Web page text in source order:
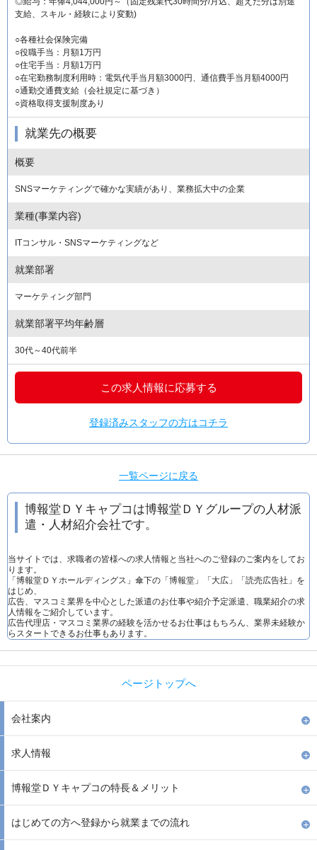
支給、スキル・経験により変動)
○各種社会保険完備
○役職手当：月額1万円
○住宅手当：月額1万円
○在宅勤務制度利用時：電気代手当月額3000円、通信費手当月額4000円
○通勤交通費支給（会社規定に基づき）
○資格取得支援制度あり
就業先の概要
概要
SNSマーケティングで確かな実績があり、業務拡大中の企業
業種(事業内容)
ITコンサル・SNSマーケティングなど
就業部署
マーケティング部門
就業部署平均年齢層
30代～40代前半
この求人情報に応募する
登録済みスタッフの方はコチラ
一覧ページに戻る
博報堂ＤＹキャプコは博報堂ＤＹグループの人材派
遣・人材紹介会社です。
当サイトでは、求職者の皆様への求人情報と当社へのご登録のご案内をしてお
ります。
「博報堂ＤＹホールディングス」傘下の「博報堂」「大広」「読売広告社」を
はじめ、
広告、マスコミ業界を中心とした派遣のお仕事や紹介予定派遣、職業紹介の求
人情報をご紹介しています。
広告代理店・マスコミ業界の経験を活かせるお仕事はもちろん、業界未経験か
らスタートできるお仕事もあります。
ページトップへ
会社案内
求人情報
博報堂ＤＹキャプコの特長＆メリット
はじめての方へ登録から就業までの流れ